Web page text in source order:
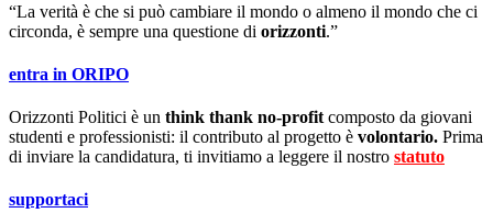
“La verità è che si può cambiare il mondo o almeno il mondo che ci
circonda, è sempre una questione di orizzonti.”
entra in ORIPO
Orizzonti Politici è un think thank no-profit composto da giovani
studenti e professionisti: il contributo al progetto è volontario. Prima
di inviare la candidatura, ti invitiamo a leggere il nostro statuto
supportaci